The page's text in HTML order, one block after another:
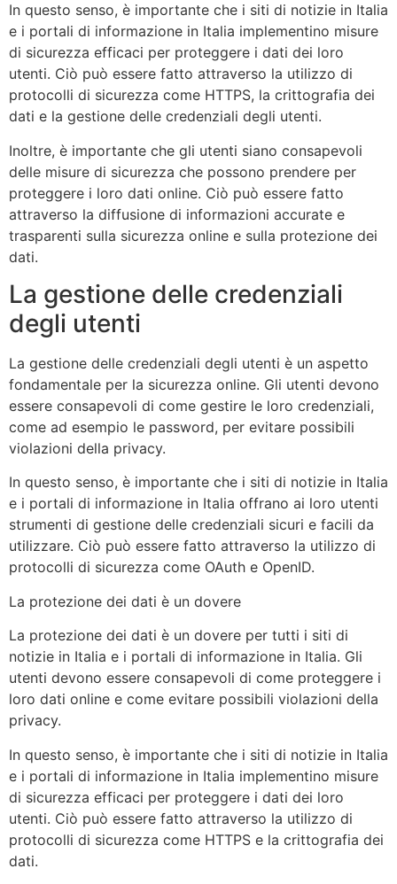
In questo senso, è importante che i siti di notizie in Italia
e i portali di informazione in Italia implementino misure
di sicurezza efficaci per proteggere i dati dei loro
utenti. Ciò può essere fatto attraverso la utilizzo di
protocolli di sicurezza come HTTPS, la crittografia dei
dati e la gestione delle credenziali degli utenti.
Inoltre, è importante che gli utenti siano consapevoli
delle misure di sicurezza che possono prendere per
proteggere i loro dati online. Ciò può essere fatto
attraverso la diffusione di informazioni accurate e
trasparenti sulla sicurezza online e sulla protezione dei
dati.
La gestione delle credenziali
degli utenti
La gestione delle credenziali degli utenti è un aspetto
fondamentale per la sicurezza online. Gli utenti devono
essere consapevoli di come gestire le loro credenziali,
come ad esempio le password, per evitare possibili
violazioni della privacy.
In questo senso, è importante che i siti di notizie in Italia
e i portali di informazione in Italia offrano ai loro utenti
strumenti di gestione delle credenziali sicuri e facili da
utilizzare. Ciò può essere fatto attraverso la utilizzo di
protocolli di sicurezza come OAuth e OpenID.
La protezione dei dati è un dovere
La protezione dei dati è un dovere per tutti i siti di
notizie in Italia e i portali di informazione in Italia. Gli
utenti devono essere consapevoli di come proteggere i
loro dati online e come evitare possibili violazioni della
privacy.
In questo senso, è importante che i siti di notizie in Italia
e i portali di informazione in Italia implementino misure
di sicurezza efficaci per proteggere i dati dei loro
utenti. Ciò può essere fatto attraverso la utilizzo di
protocolli di sicurezza come HTTPS e la crittografia dei
dati.